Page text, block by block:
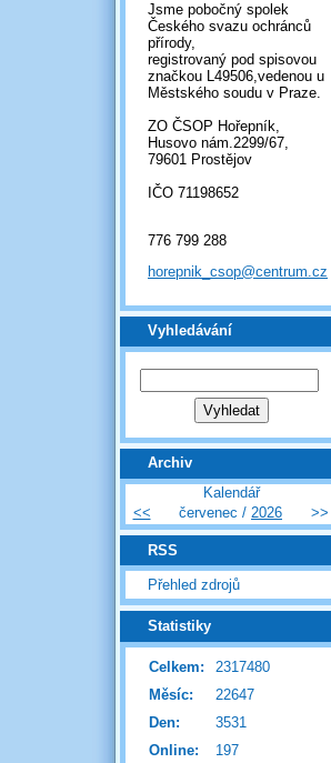
Jsme pobočný spolek
Českého svazu ochránců
přírody,
registrovaný pod spisovou
značkou L49506,vedenou u
Městského soudu v Praze.
ZO ČSOP Hořepník,
Husovo nám.2299/67,
79601 Prostějov
IČO 71198652
776 799 288
horepnik_csop@centrum.cz
Vyhledávání
Archiv
Kalendář
<<
červenec / 2026 >>
RSS
Přehled zdrojů
Statistiky
Online: 197
Celkem:
2317480
Měsíc:
22647
Den:
3531